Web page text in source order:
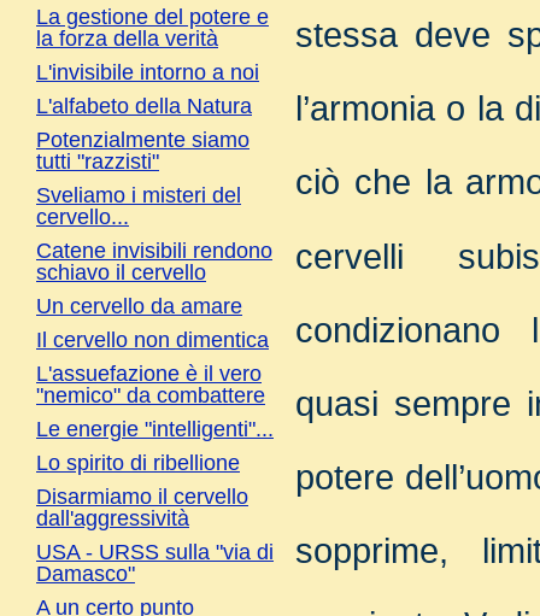
stessa deve
l’armonia o la
ciò che la
cervelli
condizionano
quasi sempre
potere
sopprime,
La gestione del potere e
la forza della verità
L'invisibile intorno a noi
L'alfabeto della Natura
Potenzialmente siamo
tutti "razzisti"
Sveliamo i misteri del
cervello...
Catene invisibili rendono
schiavo il cervello
Un cervello da amare
Il cervello non dimentica
L'assuefazione è il vero
"nemico" da combattere
Le energie "intelligenti"...
Lo spirito di ribellione
Disarmiamo il cervello
dall'aggressività
USA - URSS sulla "via di
Damasco"
A un certo punto